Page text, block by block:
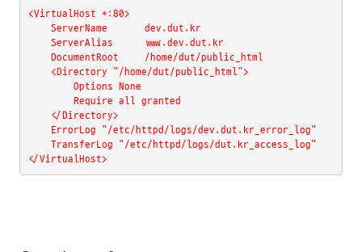
<VirtualHost *:80>
ServerName
dev.dut.kr
ServerAlias
www.dev.dut.kr
DocumentRoot
/home/dut/public_html
<Directory "/home/dut/public_html">
Options None
Require all granted
</Directory>
ErrorLog "/etc/httpd/logs/dev.dut.kr_error_log"
TransferLog "/etc/httpd/logs/dut.kr_access_log"
</VirtualHost>